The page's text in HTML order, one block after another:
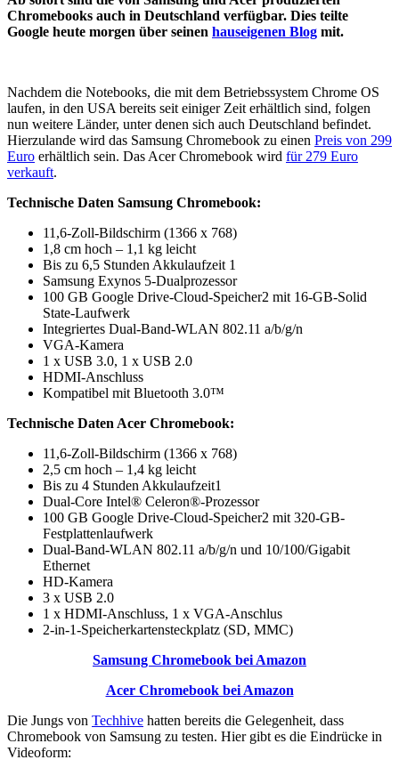
Chromebooks auch in Deutschland verfügbar. Dies teilte
Google heute morgen über seinen hauseigenen Blog mit.
Nachdem die Notebooks, die mit dem Betriebssystem Chrome OS
laufen, in den USA bereits seit einiger Zeit erhältlich sind, folgen
nun weitere Länder, unter denen sich auch Deutschland befindet.
Hierzulande wird das Samsung Chromebook zu einen Preis von 299
Euro erhältlich sein. Das Acer Chromebook wird für 279 Euro
verkauft.
Technische Daten Samsung Chromebook:
11,6-Zoll-Bildschirm (1366 x 768)
1,8 cm hoch – 1,1 kg leicht
Bis zu 6,5 Stunden Akkulaufzeit 1
Samsung Exynos 5-Dualprozessor
100 GB Google Drive-Cloud-Speicher2 mit 16-GB-Solid
State-Laufwerk
Integriertes Dual-Band-WLAN 802.11 a/b/g/n
VGA-Kamera
1 x USB 3.0, 1 x USB 2.0
HDMI-Anschluss
Kompatibel mit Bluetooth 3.0™
Technische Daten Acer Chromebook:
11,6-Zoll-Bildschirm (1366 x 768)
2,5 cm hoch – 1,4 kg leicht
Bis zu 4 Stunden Akkulaufzeit1
Dual-Core Intel® Celeron®-Prozessor
100 GB Google Drive-Cloud-Speicher2 mit 320-GB-
Festplattenlaufwerk
Dual-Band-WLAN 802.11 a/b/g/n und 10/100/Gigabit
Ethernet
HD-Kamera
3 x USB 2.0
1 x HDMI-Anschluss, 1 x VGA-Anschlus
2-in-1-Speicherkartensteckplatz (SD, MMC)
Samsung Chromebook bei Amazon
Acer Chromebook bei Amazon
Die Jungs von Techhive hatten bereits die Gelegenheit, dass
Chromebook von Samsung zu testen. Hier gibt es die Eindrücke in
Videoform: